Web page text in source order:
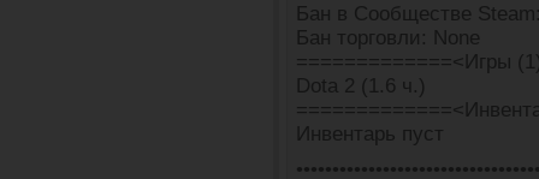
Бан в Сообществе
Бан торговли: None
=============<Игры
Dota 2 (1.6 ч.)
Инвентарь пуст